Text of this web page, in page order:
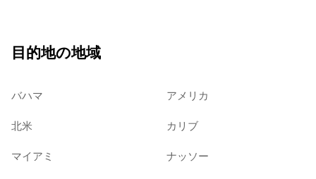
目的地の地域
バハマ アメリカ
北米 カリブ
マイアミ ナッソー